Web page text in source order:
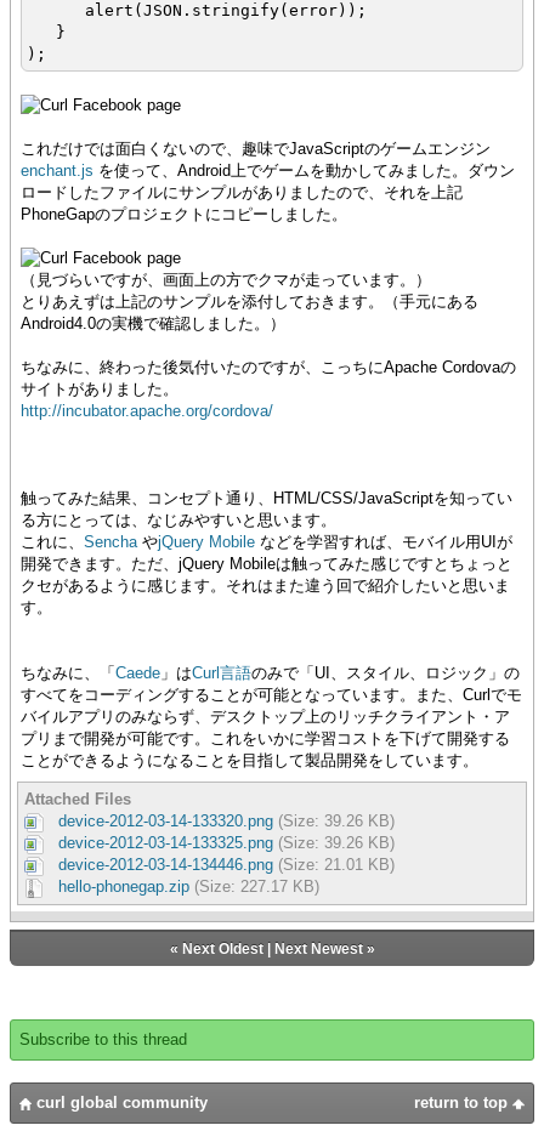
alert(JSON.stringify(error));
}
);
これだけでは面白くないので、趣味でJavaScriptのゲームエンジン
enchant.js を使って、Android上でゲームを動かしてみました。ダウン
ロードしたファイルにサンプルがありましたので、それを上記
PhoneGapのプロジェクトにコピーしました。
（見づらいですが、画面上の方でクマが走っています。）
とりあえずは上記のサンプルを添付しておきます。（手元にある
Android4.0の実機で確認しました。）
ちなみに、終わった後気付いたのですが、こっちにApache Cordovaの
サイトがありました。
http://incubator.apache.org/cordova/
触ってみた結果、コンセプト通り、HTML/CSS/JavaScriptを知ってい
る方にとっては、なじみやすいと思います。
これに、 SenchaやjQuery Mobile などを学習すれば、モバイル用UIが
開発できます。ただ、jQuery Mobileは触ってみた感じですとちょっと
クセがあるように感じます。それはまた違う回で紹介したいと思いま
す。
ちなみに、「 Caede 」はCurl言語のみで「UI、スタイル、ロジック」の
すべてをコーディングすることが可能となっています。また、Curlでモ
バイルアプリのみならず、デスクトップ上のリッチクライアント・ア
プリまで開発が可能です。これをいかに学習コストを下げて開発する
ことができるようになることを目指して製品開発をしています。
Attached Files
device-2012-03-14-133320.png (Size: 39.26 KB)
device-2012-03-14-133325.png (Size: 39.26 KB)
device-2012-03-14-134446.png (Size: 21.01 KB)
hello-phonegap.zip (Size: 227.17 KB)
« Next Oldest| Next Newest»
Subscribe to this thread
return to top
curl global community